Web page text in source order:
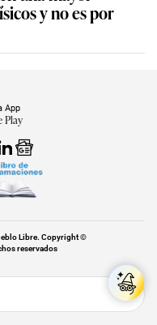
y no es por
App
Play
Libre. Copyright ©
reservados